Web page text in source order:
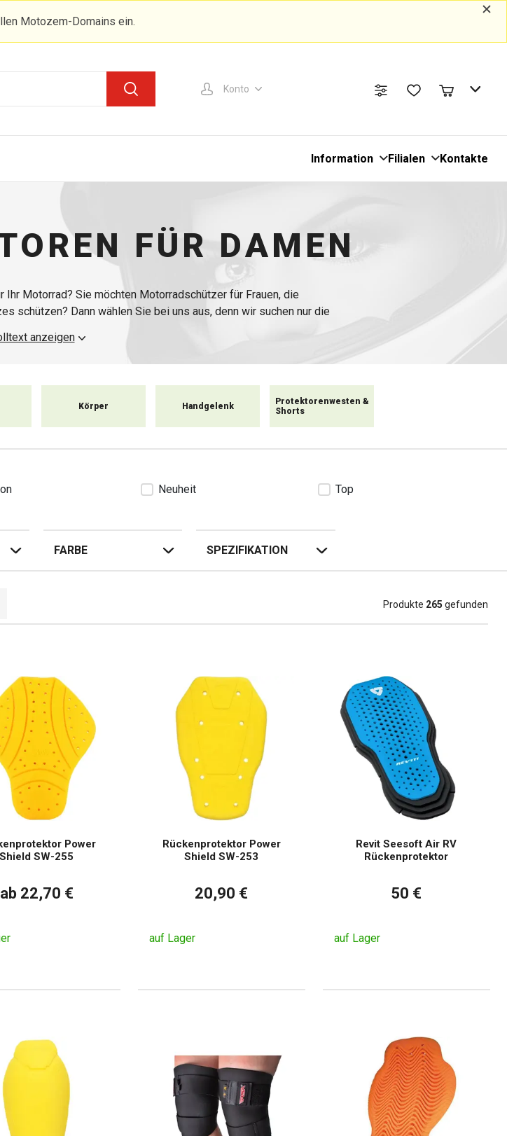
Motozem-Domains ein.
Konto
Information Filialen Kontakte
FÜR DAMEN
Ihr Motorrad? Sie möchten Motorradschützer für Frauen, die
schützen? Dann wählen Sie bei uns aus, denn wir suchen nur die
können Sie Knie-, Hüft- oder Steißbeinschützer
denn nur durch Vorsorge können Sie unfallfrei bleiben.
anzeigen
Körper Handgelenk
Protektorenwesten &
Shorts
Neuheit Top
FARBE SPEZIFIKATION
Produkte 265 gefunden
Power
Shield SW-255
ab 22,70 €
Rückenprotektor Power
Shield SW-253
20,90 €
auf Lager
Revit Seesoft Air RV
Rückenprotektor
50 €
auf Lager